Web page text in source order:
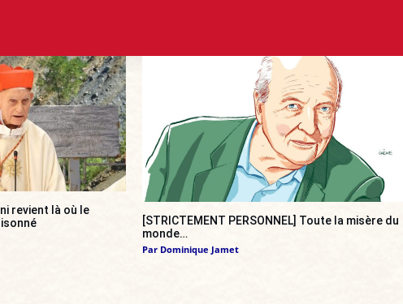
revient là où le
[STRICTEMENT PERSONNEL] Toute la misère du
monde…
Par Dominique Jamet